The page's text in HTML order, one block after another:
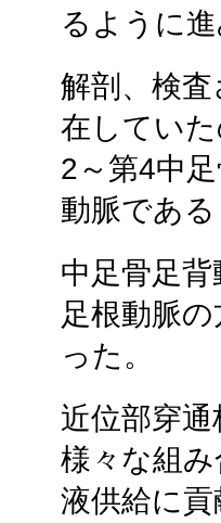
るように
解剖、検
在してい
2～第4中
動脈であ
中足骨足
足根動脈
った。
近位部穿
様々な組
液供給に